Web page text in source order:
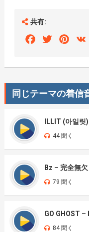
共有:
FacebookTwitter
同じテーマの着信
ILLIT (아일
44 聞く
Bz – 完全無欠
79 聞く
GO GHOST –
84 聞く